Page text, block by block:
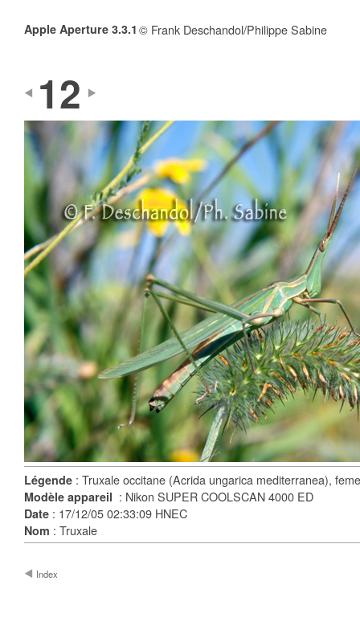
Apple Aperture 3.3.1 © Frank Deschandol/Philippe Sabine
12
Légende : Truxale occitane (Acrida ungarica mediterranea),
Modèle appareil : Nikon SUPER COOLSCAN 4000 ED
Date : 17/12/05 02:33:09 HNEC
Nom : Truxale
Index